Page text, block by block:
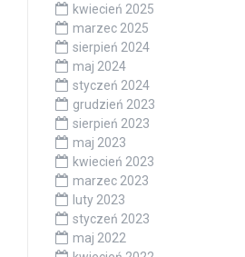
kwiecień 2025
marzec 2025
sierpień 2024
maj 2024
styczeń 2024
grudzień 2023
sierpień 2023
maj 2023
kwiecień 2023
marzec 2023
luty 2023
styczeń 2023
maj 2022